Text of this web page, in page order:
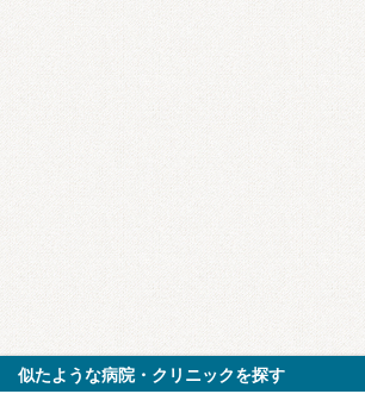
似たような病院・クリニックを探す